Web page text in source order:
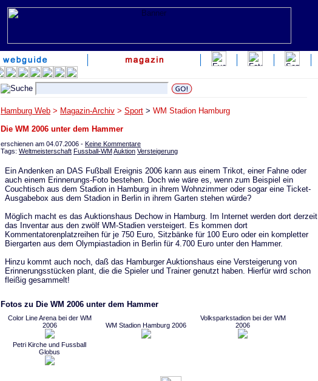
Hamburg Web > Magazin-Archiv > Sport > WM Stadion Hamburg
Die WM 2006 unter dem Hammer
erschienen am 04.07.2006 - Keine Kommentare
Tags: Weltmeisterschaft Fussball-WMAuktion Versteigerung
Ein Andenken an DAS Fußball Ereignis 2006 kann aus einem Trikot, einer Fahne oder
auch einem Erinnerungs-Foto bestehen. Doch wie wäre es, wenn zum Beispiel ein
Couchtisch aus dem Stadion in Hamburg in ihrem Wohnzimmer oder sogar eine Ticket-
Ausgabebox aus dem Stadion in Berlin in ihrem Garten stehen würde?
Möglich macht es das Auktionshaus Dechow in Hamburg. Im Internet werden dort derzeit
das Inventar aus den zwölf WM-Stadien versteigert. Es kommen dort
Kommentatorenplatzreihen für je 750 Euro, Sitzbänke für 100 Euro oder ein kompletter
Biergarten aus dem Olympiastadion in Berlin für 4.700 Euro unter den Hammer.
Hinzu kommt auch noch, daß das Hamburger Auktionshaus eine Versteigerung von
Erinnerungsstücken plant, die die Spieler und Trainer genutzt haben. Hierfür wird schon
fleißig gesammelt!
Fotos zu Die WM 2006 unter dem Hammer
Color Line Arena bei der WM
2006
WM Stadion Hamburg 2006
Volksparkstadion bei der WM
2006
Petri Kirche und Fussball
Globus